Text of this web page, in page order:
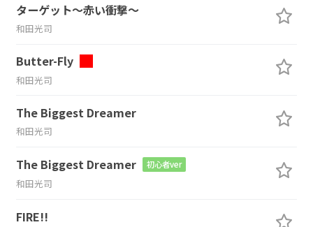
ターゲット～赤い衝撃～
和田光司
Butter-Fly
和田光司
The Biggest Dreamer
和田光司
The Biggest Dreamer 初心者ver
和田光司
FIRE!!